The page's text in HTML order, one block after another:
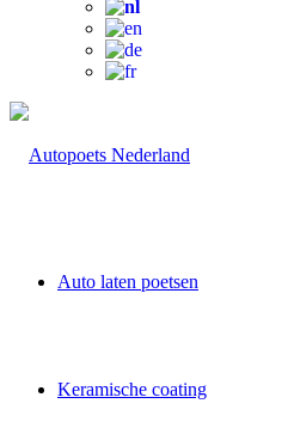
Auto laten poetsen
Keramische coating